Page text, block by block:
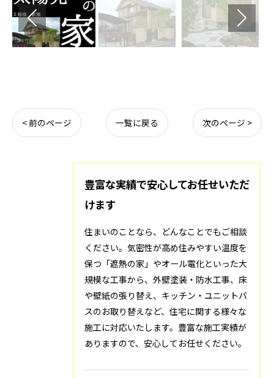
< 前のページ 一覧に戻る 次のページ >
豊富な実績で安心してお任せいただ
けます
住まいのことなら、どんなことでもご相談
ください。気密性が高め住みやすい温度を
保つ「遮熱の家」やオール電化といった大
規模な工事から、外壁塗装・防水工事、床
や壁紙の張り替え、キッチン・ユニットバ
スのお取り替えなど、住宅に関する様々な
施工に対応いたします。豊富な施工実績が
ありますので、安心してお任せください。